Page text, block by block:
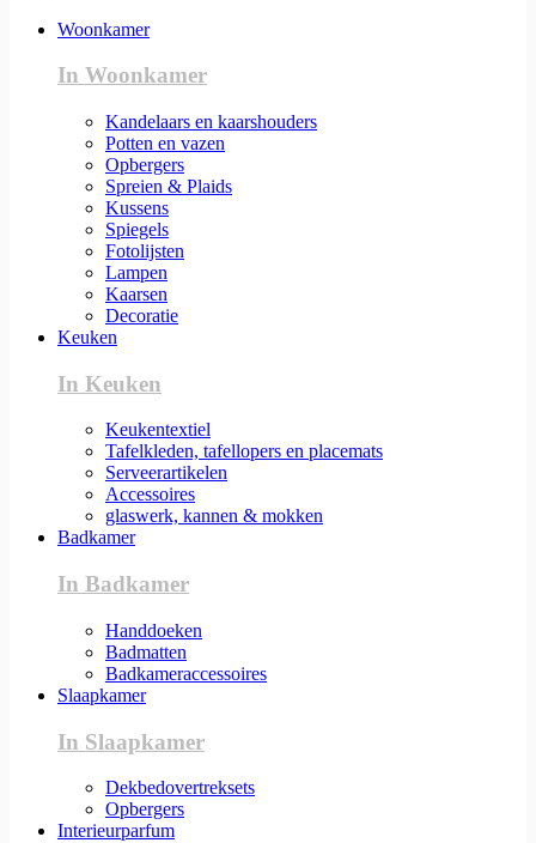
Woonkamer
In Woonkamer
Kandelaars en kaarshouders
Potten en vazen
Opbergers
Spreien & Plaids
Kussens
Spiegels
Fotolijsten
Lampen
Kaarsen
Decoratie
Keuken
In Keuken
Keukentextiel
Tafelkleden, tafellopers en placemats
Serveerartikelen
Accessoires
glaswerk, kannen & mokken
Badkamer
In Badkamer
Handdoeken
Badmatten
Badkameraccessoires
Slaapkamer
In Slaapkamer
Dekbedovertreksets
Opbergers
Interieurparfum